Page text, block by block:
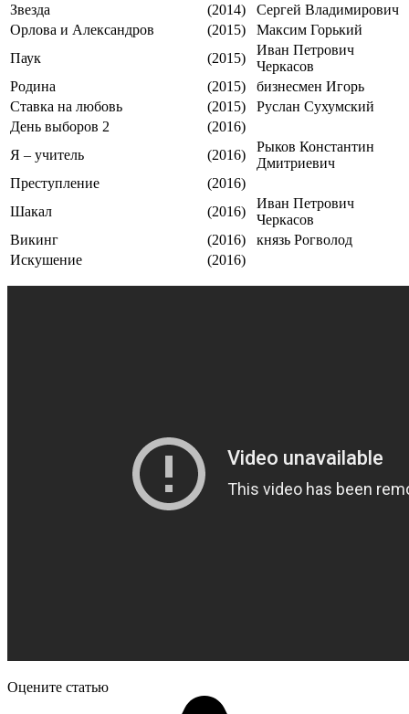
Звезда
(2014)
Сергей Владимирович
Орлова и Александров
(2015)
Максим Горький
Паук
(2015)
Иван Петрович
Черкасов
Родина
(2015)
бизнесмен Игорь
Ставка на любовь
(2015)
Руслан Сухумский
День выборов 2
(2016)
Я – учитель
(2016)
Рыков Константин
Дмитриевич
Преступление
(2016)
Шакал
(2016)
Иван Петрович
Черкасов
Викинг
(2016)
князь Рогволод
Искушение
(2016)
Оцените статью